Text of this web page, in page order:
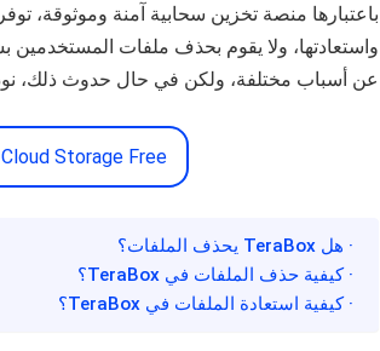
واستعادتها، ولا يقوم بحذف ملفات المستخدمين
عن أسباب مختلفة، ولكن في حال حدوث ذلك،
Storage Free
· هل TeraBox يحذف الملفات؟
· كيفية حذف الملفات في TeraBox؟
· كيفية استعادة الملفات في TeraBox؟